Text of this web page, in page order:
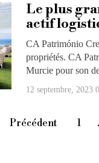
Le plus
actif
CA Património
propriétés. CA
Murcie pour son
12 septembre, 2023
Précédent 1